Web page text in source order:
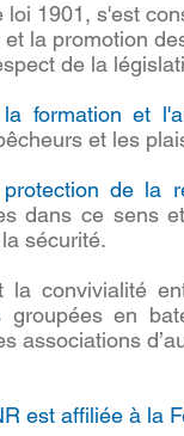
loi 1901, s'est
la promotion
de la
formation et
et les
protection de la
dans ce sens
sécurité.
la convivialité
groupées en
associations
est affiliée à la